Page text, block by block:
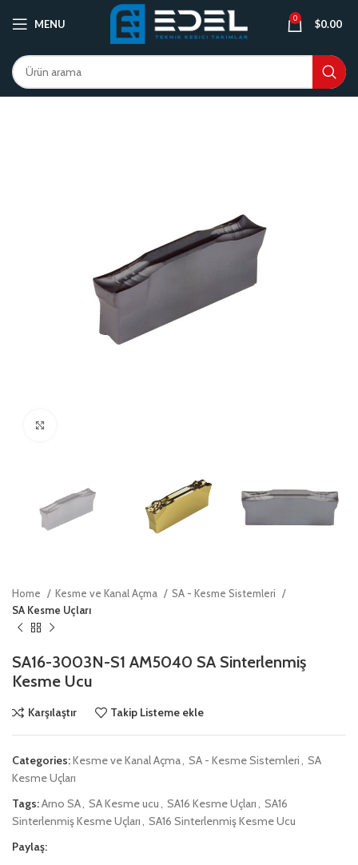
MENU 0 $0.00
Home Kesme ve Kanal Açma
SA - Kesme Sistemleri
SA Kesme Uçları
SA16-3003N-S1 AM5040 SA Sinterlenmiş
Kesme Ucu
Karşılaştır Takip Listeme ekle
Categories:Kesme ve Kanal Açma SA - Kesme Sistemleri
SA
Kesme Uçları
Tags:Arno SA SA Kesme ucu SA16 Kesme Uçları
SA16
Sinterlenmiş Kesme Uçları
SA16 Sinterlenmiş Kesme Ucu
Paylaş: